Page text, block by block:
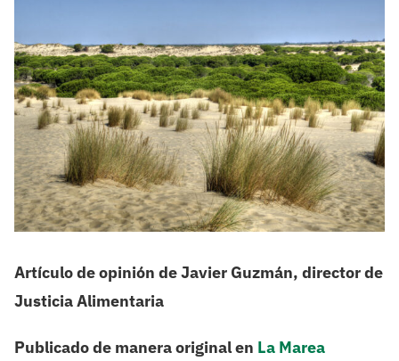
Artículo de opinión de Javier Guzmán, director de
Justicia Alimentaria
Publicado de manera original en La Marea